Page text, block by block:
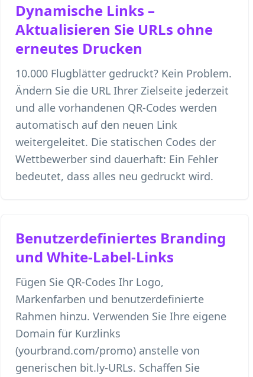
Dynamische Links –
Aktualisieren Sie URLs ohne
erneutes Drucken
10.000 Flugblätter gedruckt? Kein Problem.
Ändern Sie die URL Ihrer Zielseite jederzeit
und alle vorhandenen QR-Codes werden
automatisch auf den neuen Link
weitergeleitet. Die statischen Codes der
Wettbewerber sind dauerhaft: Ein Fehler
bedeutet, dass alles neu gedruckt wird.
Benutzerdefiniertes Branding
und White-Label-Links
Fügen Sie QR-Codes Ihr Logo,
Markenfarben und benutzerdefinierte
Rahmen hinzu. Verwenden Sie Ihre eigene
Domain für Kurzlinks
(yourbrand.com/promo) anstelle von
generischen bit.ly-URLs. Schaffen Sie